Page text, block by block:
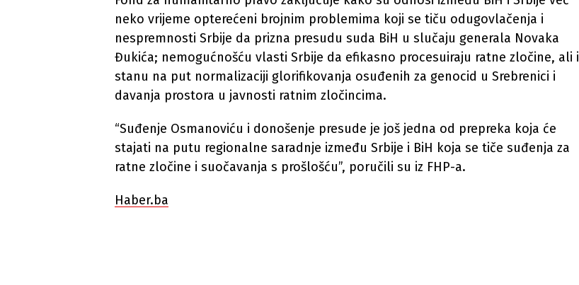
neko vrijeme opterećeni brojnim problemima koji se tiču odugovlačenja i
nespremnosti Srbije da prizna presudu suda BiH u slučaju generala Novaka
Đukića; nemogućnošću vlasti Srbije da efikasno procesuiraju ratne zločine, ali i
stanu na put normalizaciji glorifikovanja osuđenih za genocid u Srebrenici i
davanja prostora u javnosti ratnim zločincima.
“Suđenje Osmanoviću i donošenje presude je još jedna od prepreka koja će
stajati na putu regionalne saradnje između Srbije i BiH koja se tiče suđenja za
ratne zločine i suočavanja s prošlošću”, poručili su iz FHP-a.
Haber.ba